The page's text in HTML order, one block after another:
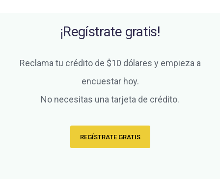
¡Regístrate gratis!
Reclama tu crédito de $10 dólares y empieza a
encuestar hoy.
No necesitas una tarjeta de crédito.
REGÍSTRATE GRATIS